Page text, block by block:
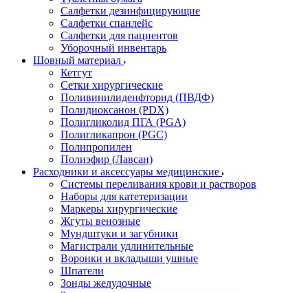
Салфетки дезинфицирующие
Салфетки спанлейс
Салфетки для пациентов
Уборочный инвентарь
Шовный материал
Кетгут
Сетки хирургические
Поливинилиденфторид (ПВДФ)
Полидиоксанон (PDX)
Полигликолид ПГА (PGA)
Полигликапрон (PGC)
Полипропилен
Полиэфир (Лавсан)
Расходники и аксессуары медицинские
Системы переливания крови и растворов
Наборы для катетеризации
Маркеры хирургические
Жгуты венозные
Мундштуки и загубники
Магистрали удлинительные
Воронки и вкладыши ушные
Шпатели
Зонды желудочные